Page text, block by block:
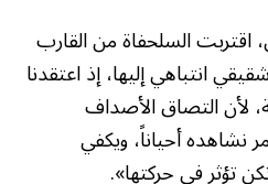
اقتربت السلحفاة من القارب
انتباهي إليها، إذ اعتقدنا
لأن التصاق الأصداف
نشاهده أحياناً، ويكفي
تؤثر في حركتها».